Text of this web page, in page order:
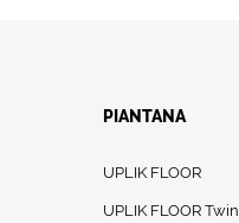
PIANTANA
UPLIK FLOOR
UPLIK FLOOR Twin